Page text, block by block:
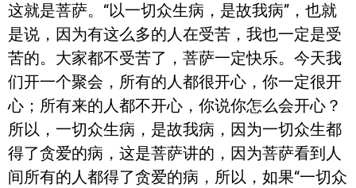
这就是菩萨。“以一切众生病，是故我病”，也就
是说，因为有这么多的人在受苦，我也一定是受
苦的。大家都不受苦了，菩萨一定快乐。今天我
们开一个聚会，所有的人都很开心，你一定很开
心；所有来的人都不开心，你说你怎么会开心？
所以，一切众生病，是故我病，因为一切众生都
得了贪爱的病，这是菩萨讲的，因为菩萨看到人
间所有的人都得了贪爱的病，所以，如果“一切众